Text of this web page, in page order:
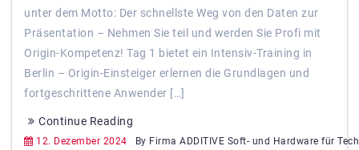
unter dem Motto: Der schnellste Weg von den Daten zur
Präsentation – Nehmen Sie teil und werden Sie Profi mit
Origin-Kompetenz! Tag 1 bietet ein Intensiv-Training in
Berlin – Origin-Einsteiger erlernen die Grundlagen und
fortgeschrittene Anwender […]
Continue Reading
12. Dezember 2024
By Firma ADDITIVE Soft- und Hardware für